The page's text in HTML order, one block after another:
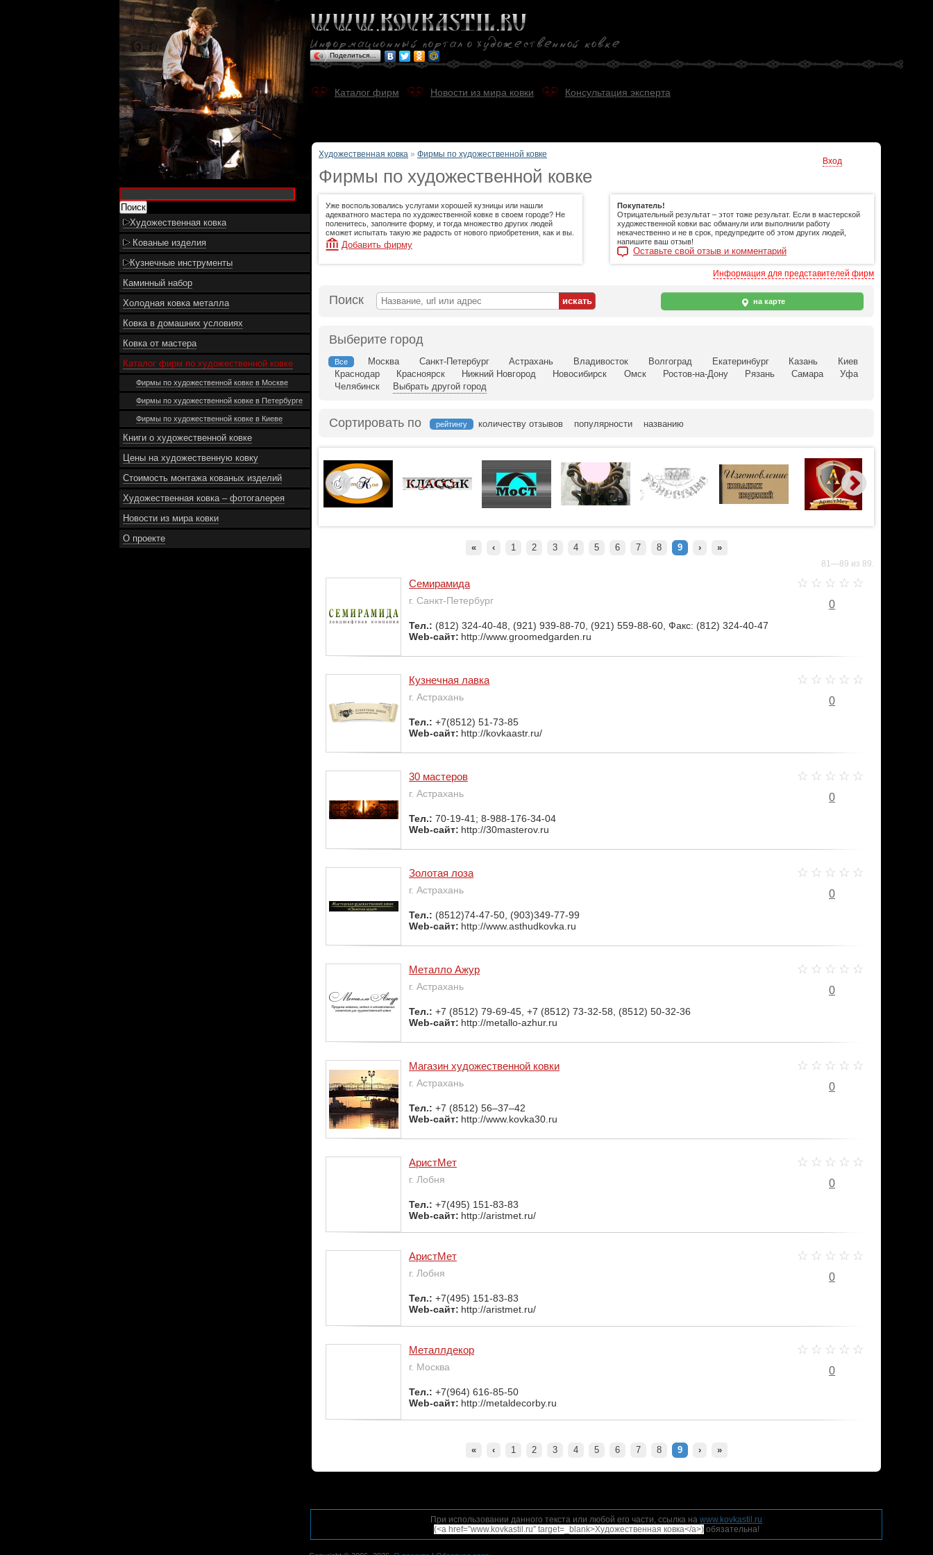
Художественная ковка
Кованые изделия
Кузнечные инструменты
Каминный набор
Холодная ковка металла
Ковка в домашних условиях
Ковка от мастера
Каталог фирм по художественной ковке
Фирмы по художественной ковке в Москве
Фирмы по художественной ковке в Петербурге
Фирмы по художественной ковке в Киеве
Книги о художественной ковке
Цены на художественную ковку
Стоимость монтажа кованых изделий
Художественная ковка – фотогалерея
Новости из мира ковки
О проекте
Поделиться…
Каталог фирм Новости из мира ковки Консультация эксперта
Художественная ковка » Фирмы по художественной ковке
Вход
Фирмы по художественной ковке
Уже воспользовались услугами хорошей кузницы или нашли
адекватного мастера по художественной ковке в своем городе? Не
поленитесь, заполните форму, и тогда множество других людей
сможет испытать такую же радость от нового приобретения, как и вы.
Добавить фирму
Покупатель!
Отрицательный результат – этот тоже результат. Если в мастерской
художественной ковки вас обманули или выполнили работу
некачественно и не в срок, предупредите об этом других людей,
напишите ваш отзыв!
Оставьте свой отзыв и комментарий
Информация для представителей фирм
Поиск на карте
Выберите город
Все Москва Санкт-Петербург Астрахань Владивосток Волгоград Екатеринбург Казань
Киев
Краснодар
Красноярск Нижний Новгород Новосибирск Омск Ростов-на-Дону Рязань Самара
Уфа
Челябинск
Выбрать другой город
Сортировать по рейтингу количеству отзывов популярности названию
« ‹ 1 2 3 4 5 6 7 8 9 › »
81—89 из 89.
Семирамида
0
г. Санкт-Петербург
Тел.: (812) 324-40-48, (921) 939-88-70, (921) 559-88-60, Факс: (812) 324-40-47
Web-сайт: http://www.groomedgarden.ru
Кузнечная лавка
0
г. Астрахань
Тел.: +7(8512) 51-73-85
Web-сайт: http://kovkaastr.ru/
30 мастеров
0
г. Астрахань
Тел.: 70-19-41; 8-988-176-34-04
Web-сайт: http://30masterov.ru
Золотая лоза
0
г. Астрахань
Тел.: (8512)74-47-50, (903)349-77-99
Web-сайт: http://www.asthudkovka.ru
Металло Ажур
0
г. Астрахань
Тел.: +7 (8512) 79-69-45, +7 (8512) 73-32-58, (8512) 50-32-36
Web-сайт: http://metallo-azhur.ru
Магазин художественной ковки
0
г. Астрахань
Тел.: +7 (8512) 56‒37‒42
Web-сайт: http://www.kovka30.ru
АристМет
0
г. Лобня
Тел.: +7(495) 151-83-83
Web-сайт: http://aristmet.ru/
АристМет
0
г. Лобня
Тел.: +7(495) 151-83-83
Web-сайт: http://aristmet.ru/
Металлдекор
0
г. Москва
Тел.: +7(964) 616-85-50
Web-сайт: http://metaldecorby.ru
« ‹ 1 2 3 4 5 6 7 8 9 › »
При использовании данного текста или любой его части, ссылка на www.kovkastil.ru
(<a href=”www.kovkastil.ru” target=_blank>Художественная ковка</a>)обязательна!